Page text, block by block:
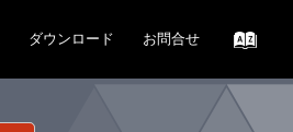
ダウンロード お問合せ